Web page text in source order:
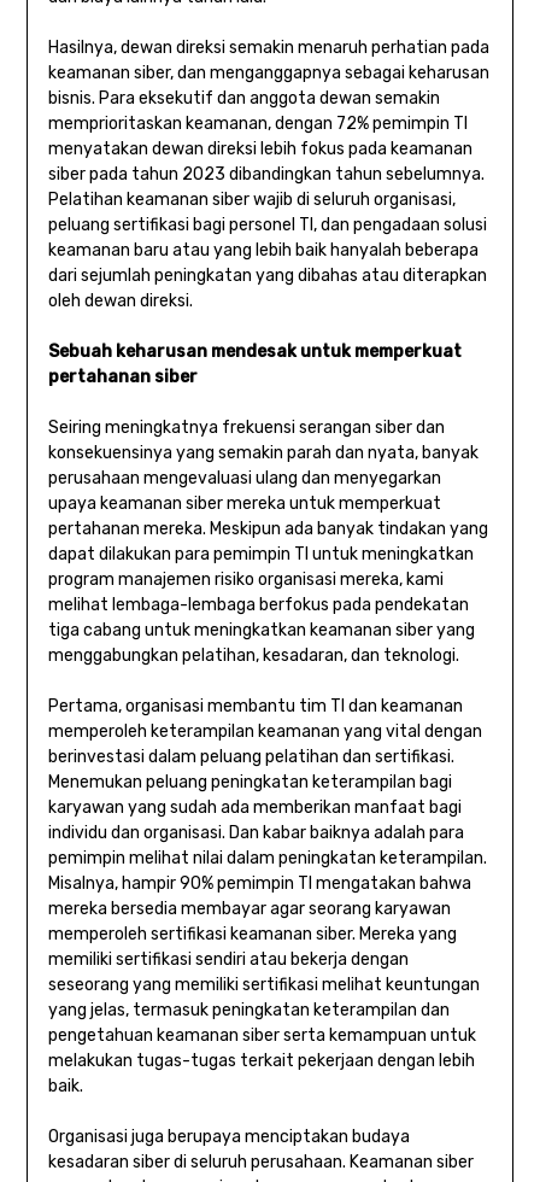
Hasilnya, dewan direksi semakin menaruh perhatian pada
keamanan siber, dan menganggapnya sebagai keharusan
bisnis. Para eksekutif dan anggota dewan semakin
memprioritaskan keamanan, dengan 72% pemimpin TI
menyatakan dewan direksi lebih fokus pada keamanan
siber pada tahun 2023 dibandingkan tahun sebelumnya.
Pelatihan keamanan siber wajib di seluruh organisasi,
peluang sertifikasi bagi personel TI, dan pengadaan solusi
keamanan baru atau yang lebih baik hanyalah beberapa
dari sejumlah peningkatan yang dibahas atau diterapkan
oleh dewan direksi.
Sebuah keharusan mendesak untuk memperkuat
pertahanan siber
Seiring meningkatnya frekuensi serangan siber dan
konsekuensinya yang semakin parah dan nyata, banyak
perusahaan mengevaluasi ulang dan menyegarkan
upaya keamanan siber mereka untuk memperkuat
pertahanan mereka. Meskipun ada banyak tindakan yang
dapat dilakukan para pemimpin TI untuk meningkatkan
program manajemen risiko organisasi mereka, kami
melihat lembaga-lembaga berfokus pada pendekatan
tiga cabang untuk meningkatkan keamanan siber yang
menggabungkan pelatihan, kesadaran, dan teknologi.
Pertama, organisasi membantu tim TI dan keamanan
memperoleh keterampilan keamanan yang vital dengan
berinvestasi dalam peluang pelatihan dan sertifikasi.
Menemukan peluang peningkatan keterampilan bagi
karyawan yang sudah ada memberikan manfaat bagi
individu dan organisasi. Dan kabar baiknya adalah para
pemimpin melihat nilai dalam peningkatan keterampilan.
Misalnya, hampir 90% pemimpin TI mengatakan bahwa
mereka bersedia membayar agar seorang karyawan
memperoleh sertifikasi keamanan siber. Mereka yang
memiliki sertifikasi sendiri atau bekerja dengan
seseorang yang memiliki sertifikasi melihat keuntungan
yang jelas, termasuk peningkatan keterampilan dan
pengetahuan keamanan siber serta kemampuan untuk
melakukan tugas-tugas terkait pekerjaan dengan lebih
baik.
Organisasi juga berupaya menciptakan budaya
kesadaran siber di seluruh perusahaan. Keamanan siber